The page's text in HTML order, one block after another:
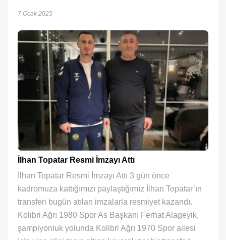
7 Ocak 2025
İlhan Topatar Resmi İmzayı Attı
İlhan Topatar Resmi İmzayı Attı 3 gün önce
kadromuza kattığımızı paylaştığımız İlhan Topatar’ın
transferi bugün atılan imzalarla resmiyet kazandı.
Kolibri Ağrı 1980 Spor As Başkanı Ferhat Alageyik,
şampiyonluk yolunda Kolibri Ağrı 1970 Spor ailesi